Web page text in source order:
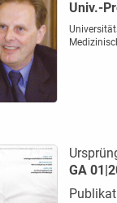
Univ.-
GA